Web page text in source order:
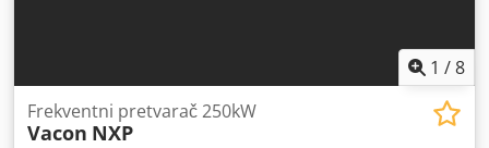
1 /8
Frekventni pretvarač 250kW
Vacon NXP